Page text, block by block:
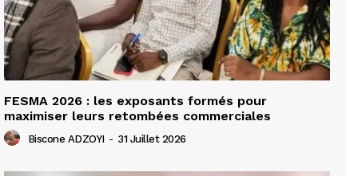
FESMA 2026 : les exposants formés pour
maximiser leurs retombées commerciales
Biscone ADZOYI - 31 Juillet 2026